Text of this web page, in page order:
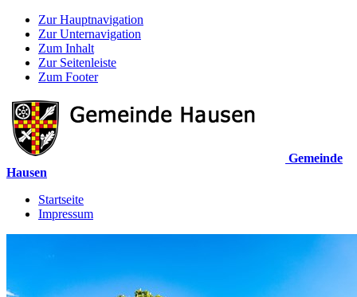
Zur Hauptnavigation
Zur Unternavigation
Zum Inhalt
Zur Seitenleiste
Zum Footer
Gemeinde
Hausen
Startseite
Impressum